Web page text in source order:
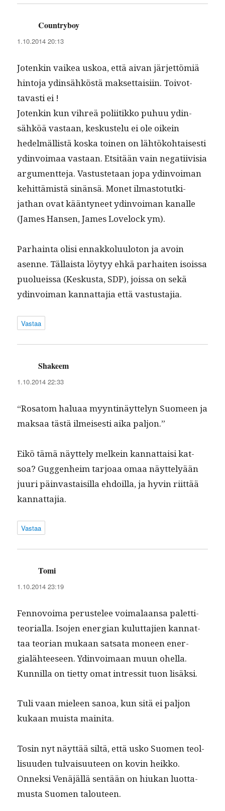
Countryboy
1.10.2014 20:13
Jotenkin vaikea uskoa, että aivan jär­jet­tömiä
hin­to­ja ydin­sähköstä mak­set­taisi­in. Toiv­ot­
tavasti ei !
Jotenkin kun vihreä poli­itikko puhuu ydin­
sähköä vas­taan, keskustelu ei ole oikein
hedelmäl­listä kos­ka toinen on lähtöko­htais­es­ti
ydin­voimaa vas­taan. Etsitään vain negati­ivisia
argu­ment­te­ja. Vas­tuste­taan jopa ydin­voiman
kehit­tämistä sinän­sä. Mon­et ilmas­to­tutk­i­
jathan ovat kään­tyneet ydin­voiman kanalle
(James Hansen, James Love­lock ym).
Parhain­ta olisi ennakkolu­u­lo­ton ja avoin
asenne. Täl­laista löy­tyy ehkä parhait­en isois­sa
puolueis­sa (Keskus­ta, SDP), jois­sa on sekä
ydin­voiman kan­nat­ta­jia että vastustajia.
Vastaa
Shakeem
1.10.2014 22:33
“Rosatom halu­aa myyntinäyt­te­lyn Suomeen ja
mak­saa tästä ilmeis­es­ti aika paljon.”
Eikö tämä näyt­te­ly melkein kan­nat­taisi kat­
soa? Guggen­heim tar­joaa omaa näyt­te­lyään
juuri päin­vas­taisil­la ehdoil­la, ja hyvin riit­tää
kannattajia.
Vastaa
Tomi
1.10.2014 23:19
Fen­novoima perustelee voimalaansa palet­ti­
teo­ri­al­la. Iso­jen ener­gian kulut­ta­jien kan­nat­
taa teo­ri­an mukaan sat­sa­ta mon­een ener­
gialäh­teeseen. Ydin­voimaan muun ohel­la.
Kun­nil­la on tiet­ty omat intres­sit tuon lisäksi.
Tuli vaan mieleen sanoa, kun sitä ei paljon
kukaan muista mainita.
Tosin nyt näyt­tää siltä, että usko Suomen teol­
lisu­u­den tul­vaisu­u­teen on kovin heikko.
Onnek­si Venäjäl­lä sen­tään on hiukan luot­ta­
mus­ta Suomen talouteen.